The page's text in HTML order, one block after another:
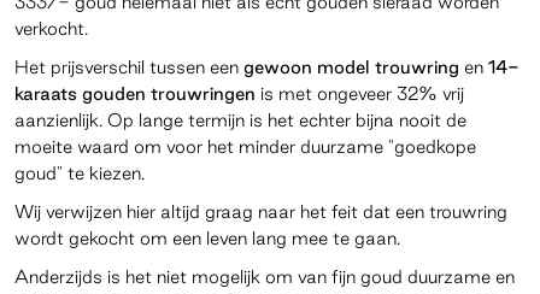
verkocht.
Het prijsverschil tussen een gewoon model trouwring en 14-
karaats gouden trouwringen is met ongeveer 32% vrij
aanzienlijk. Op lange termijn is het echter bijna nooit de
moeite waard om voor het minder duurzame "goedkope
goud" te kiezen.
Wij verwijzen hier altijd graag naar het feit dat een trouwring
wordt gekocht om een leven lang mee te gaan.
Anderzijds is het niet mogelijk om van fijn goud duurzame en